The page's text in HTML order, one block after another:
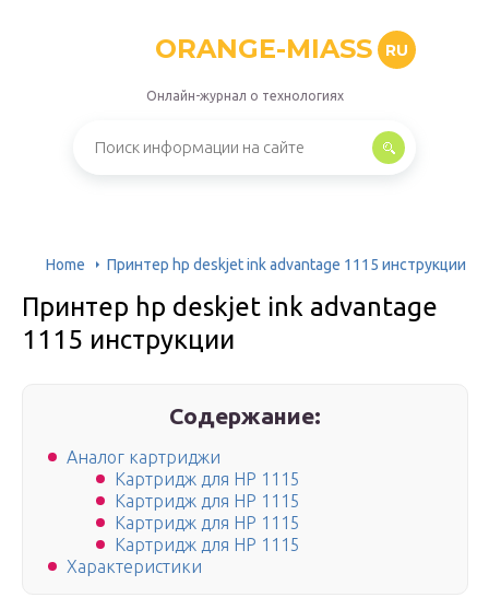
ORANGE-MIASS RU
Онлайн-журнал о технологиях
Home Принтер hp deskjet ink advantage 1115 инструкции
Принтер hp deskjet ink advantage
1115 инструкции
Содержание:
Аналог картриджи
Картридж для HP 1115
Картридж для HP 1115
Картридж для HP 1115
Картридж для HP 1115
Характеристики